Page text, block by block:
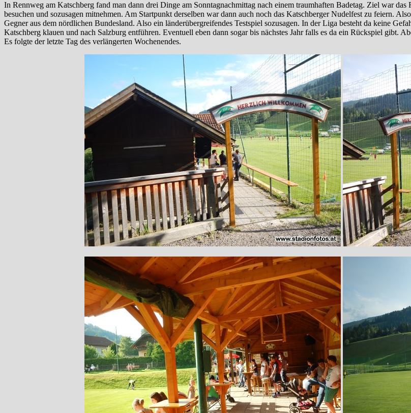
In Rennweg am Katschberg fand man dann drei Dinge am Sonntagnachmittag nach einem traumhaften Badetag. Ziel war
besuchen und sozusagen mitnehmen. Am Startpunkt derselben war dann auch noch das Katschberger Nudelfest zu feiern.
Gegner aus dem nördlichen Bundesland. Also ein länderübergreifendes Testspiel sozusagen. In der Liga besteht da keine
Katschberg klauen und nach Salzburg entführen. Eventuell eben dann sogar bis nächstes Jahr falls es da ein Rückspiel gibt.
Es folgte der letzte Tag des verlängerten Wochenendes.